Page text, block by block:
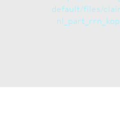
default/files/